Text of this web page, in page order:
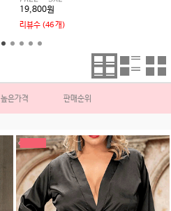
19,800원
리뷰수 (46 개)
높은가격 판매순위